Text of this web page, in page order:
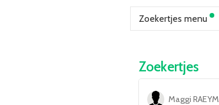
Zoekertjes menu
Zoekertjes
Maggi